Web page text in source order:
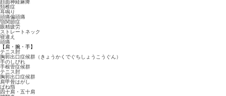
顔面神経麻痺
頚椎症
耳鳴り
頭痛偏頭痛
顎関節症
眼精疲労
ストレートネック
寝違え
頭痛
【肩・腕・手】
テニス肘
胸郭出口症候群（きょうかくでぐちしょうこうぐん）
手のしびれ
手根管症候群
テニス肘
胸郭出口症候群
肩甲骨はがし
ばね指
四十肩・五十肩